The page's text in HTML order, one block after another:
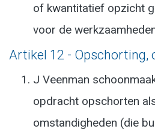
of kwantitatief opzicht
voor de
Artikel 12 - Opschorting,
J Veenman
opdracht opschorten
omstandigheden (die